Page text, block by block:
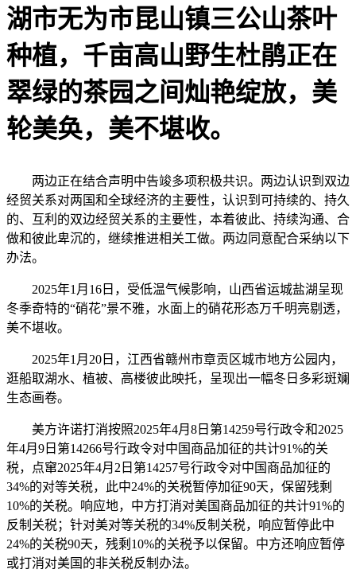
湖市无为市昆山镇三公山茶叶
种植，千亩高山野生杜鹃正在
翠绿的茶园之间灿艳绽放，美
轮美奂，美不堪收。
两边正在结合声明中告竣多项积极共识。两边认识到双边
经贸关系对两国和全球经济的主要性，认识到可持续的、持久
的、互利的双边经贸关系的主要性，本着彼此、持续沟通、合
做和彼此卑沉的，继续推进相关工做。两边同意配合采纳以下
办法。
2025年1月16日，受低温气候影响，山西省运城盐湖呈现
冬季奇特的“硝花”景不雅，水面上的硝花形态万千明亮剔透，
美不堪收。
2025年1月20日，江西省赣州市章贡区城市地方公园内，
逛船取湖水、植被、高楼彼此映托，呈现出一幅冬日多彩斑斓
生态画卷。
美方许诺打消按照2025年4月8日第14259号行政令和2025
年4月9日第14266号行政令对中国商品加征的共计91%的关
税，点窜2025年4月2日第14257号行政令对中国商品加征的
34%的对等关税，此中24%的关税暂停加征90天，保留残剩
10%的关税。响应地，中方打消对美国商品加征的共计91%的
反制关税；针对美对等关税的34%反制关税，响应暂停此中
24%的关税90天，残剩10%的关税予以保留。中方还响应暂停
或打消对美国的非关税反制办法。